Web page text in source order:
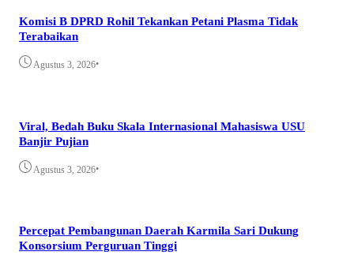
Komisi B DPRD Rohil Tekankan Petani Plasma Tidak
Terabaikan
Agustus 3, 2026•
Viral, Bedah Buku Skala Internasional Mahasiswa USU
Banjir Pujian
Agustus 3, 2026•
Percepat Pembangunan Daerah Karmila Sari Dukung
Konsorsium Perguruan Tinggi